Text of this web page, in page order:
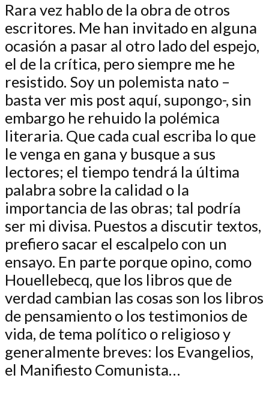
Rara vez hablo de la obra de otros
escritores. Me han invitado en alguna
ocasión a pasar al otro lado del espejo,
el de la crítica, pero siempre me he
resistido. Soy un polemista nato –
basta ver mis post aquí, supongo-, sin
embargo he rehuido la polémica
literaria. Que cada cual escriba lo que
le venga en gana y busque a sus
lectores; el tiempo tendrá la última
palabra sobre la calidad o la
importancia de las obras; tal podría
ser mi divisa. Puestos a discutir textos,
prefiero sacar el escalpelo con un
ensayo. En parte porque opino, como
Houellebecq, que los libros que de
verdad cambian las cosas son los libros
de pensamiento o los testimonios de
vida, de tema político o religioso y
generalmente breves: los Evangelios,
el Manifiesto Comunista…